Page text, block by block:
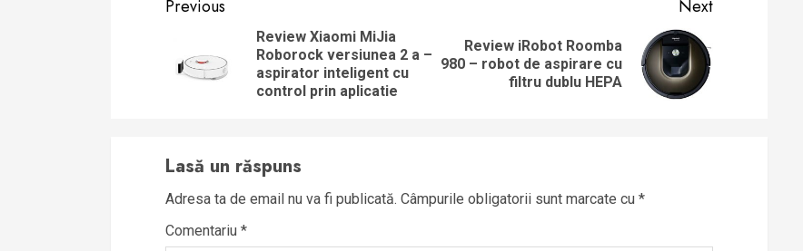
Previous
Previous
Review Xiaomi MiJia
Roborock versiunea 2 a –
aspirator inteligent cu
control prin aplicatie
Next
Next
Review iRobot Roomba
980 – robot de aspirare cu
filtru dublu HEPA
Lasă un răspuns
Adresa ta de email nu va fi publicată. Câmpurile obligatorii sunt marcate cu *
Comentariu *